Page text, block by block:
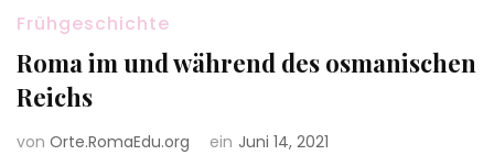
Frühgeschichte
Roma im und während des osmanischen
Reichs
von Orte.RomaEdu.org ein Juni 14, 2021